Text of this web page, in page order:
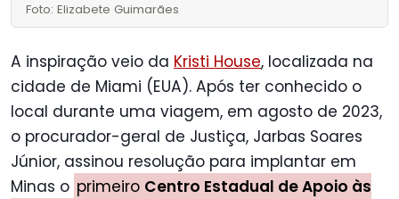
Foto: Elizabete Guimarães
A inspiração veio da Kristi House, localizada na
cidade de Miami (EUA). Após ter conhecido o
local durante uma viagem, em agosto de 2023,
o procurador-geral de Justiça, Jarbas Soares
Júnior, assinou resolução para implantar em
Minas o primeiro Centro Estadual de Apoio às